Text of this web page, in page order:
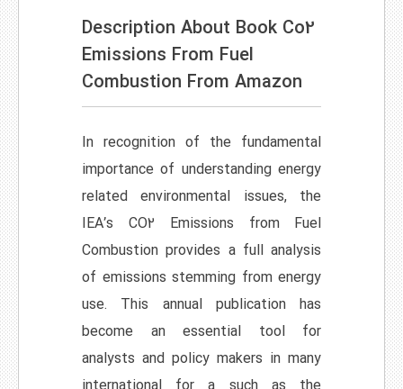
Description About Book Co2
Emissions From Fuel
Combustion From Amazon
In recognition of the fundamental
importance of understanding energy
related environmental issues, the
IEA’s CO2 Emissions from Fuel
Combustion provides a full analysis
of emissions stemming from energy
use. This annual publication has
become an essential tool for
analysts and policy makers in many